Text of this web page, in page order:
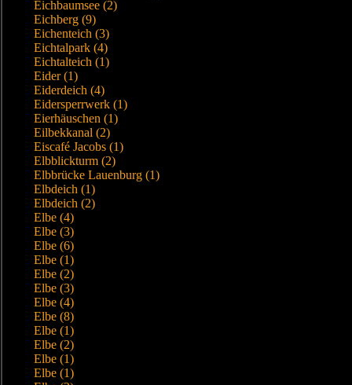
Eichbaumsee (2)
Eichberg (9)
Eichenteich (3)
Eichtalpark (4)
Eichtalteich (1)
Eider (1)
Eiderdeich (4)
Eidersperrwerk (1)
Eierhäuschen (1)
Eilbekkanal (2)
Eiscafé Jacobs (1)
Elbblickturm (2)
Elbbrücke Lauenburg (1)
Elbdeich (1)
Elbdeich (2)
Elbe (4)
Elbe (3)
Elbe (6)
Elbe (1)
Elbe (2)
Elbe (3)
Elbe (4)
Elbe (8)
Elbe (1)
Elbe (2)
Elbe (1)
Elbe (1)